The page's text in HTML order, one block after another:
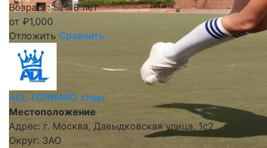
Возраст: 5 - 18 лет
от ₽1,000
Отложить Сравнить
ADL FORWARD cheer
Местоположение
Адрес: г. Москва, Давыдковская улица, 1с2
Округ: ЗАО